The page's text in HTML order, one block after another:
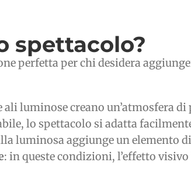
spettacolo?
perfetta per chi desidera
ali luminose creano un’atmosfera di
lo spettacolo si adatta
luminosa aggiunge un elemento
: in queste condizioni, l’effetto